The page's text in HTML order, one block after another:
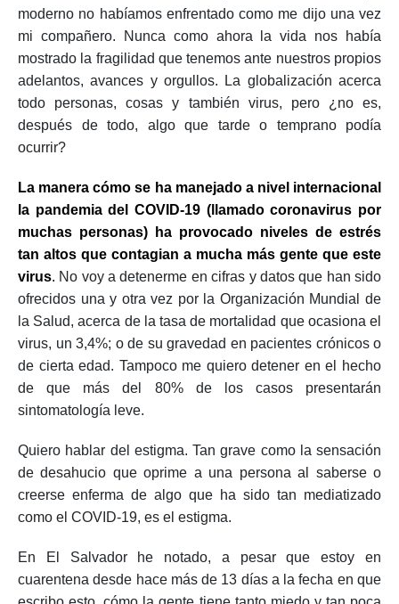
moderno no habíamos enfrentado como me dijo una vez
mi compañero. Nunca como ahora la vida nos había
mostrado la fragilidad que tenemos ante nuestros propios
adelantos, avances y orgullos. La globalización acerca
todo personas, cosas y también virus, pero ¿no es,
después de todo, algo que tarde o temprano podía
ocurrir?
La manera cómo se ha manejado a nivel internacional
la pandemia del COVID-19 (llamado coronavirus por
muchas personas) ha provocado niveles de estrés
tan altos que contagian a mucha más gente que este
virus. No voy a detenerme en cifras y datos que han sido
ofrecidos una y otra vez por la Organización Mundial de
la Salud, acerca de la tasa de mortalidad que ocasiona el
virus, un 3,4%; o de su gravedad en pacientes crónicos o
de cierta edad. Tampoco me quiero detener en el hecho
de que más del 80% de los casos presentarán
sintomatología leve.
Quiero hablar del estigma. Tan grave como la sensación
de desahucio que oprime a una persona al saberse o
creerse enferma de algo que ha sido tan mediatizado
como el COVID-19, es el estigma.
En El Salvador he notado, a pesar que estoy en
cuarentena desde hace más de 13 días a la fecha en que